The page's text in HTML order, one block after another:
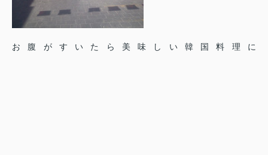
お腹がすいたら美味しい韓国料理に